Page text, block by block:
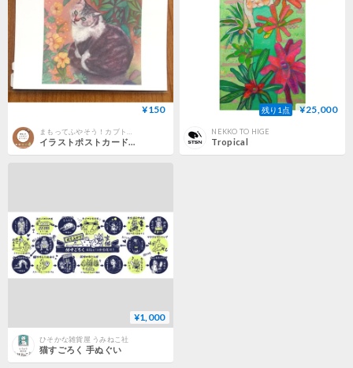
¥150
イラストポストカード_猫「I found it」
残り1点 ¥25,000
NEKKO TO HIGE
Tropical
¥1,000
ひそかな雑貨屋 うみねこ社
猫すごろく 手ぬぐい